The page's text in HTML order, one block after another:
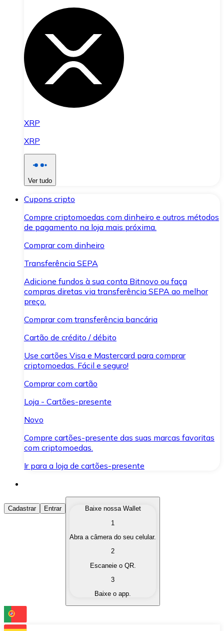
XRP
XRP
Ver tudo
Cupons cripto
Compre criptomoedas com dinheiro e outros métodos
de pagamento na loja mais próxima.
Comprar com dinheiro
Transferência SEPA
Adicione fundos à sua conta Bitnovo ou faça
compras diretas via transferência SEPA ao melhor
preço.
Comprar com transferência bancária
Cartão de crédito / débito
Use cartões Visa e Mastercard para comprar
criptomoedas. Fácil e seguro!
Comprar com cartão
Loja - Cartões-presente
Novo
Compre cartões-presente das suas marcas favoritas
com criptomoedas.
Ir para a loja de cartões-presente
Comprar Criptomoedas
Compre as criptomoedas de seu interesse de forma
Converta suas criptomoedas em moeda fiduciária
Troque uma criptomoeda por outra
Cadastrar Entrar
Baixe nossa Wallet
1
Abra a câmera do seu celular.
2
Escaneie o QR.
3
Baixe o app.